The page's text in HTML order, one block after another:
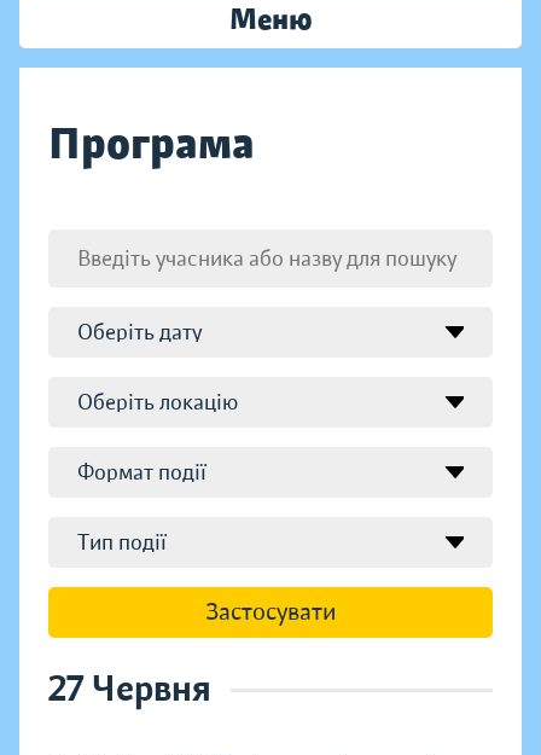
Меню
Програма
Застосувати
27 Червня